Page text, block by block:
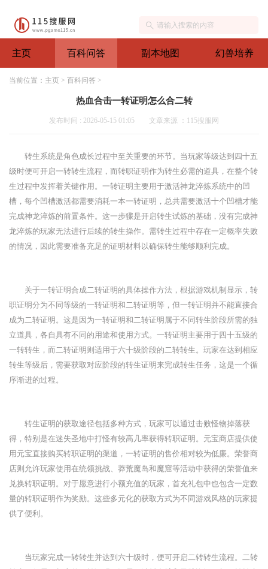
主页 百科问答 副本地图 幻兽培养
当前位置： 主页 > 百科问答 >
热血合击一转证明怎么合二转
发布时间 : 2026-05-15 01:05 文章来源 ：115搜服网
转生系统是角色成长过程中至关重要的环节。当玩家等级达到四十五
级时便可开启一转转生流程，而转职证明作为转生必需的道具，在整个转
生过程中发挥着关键作用。一转证明主要用于激活神龙淬炼系统中的凹
槽，每个凹槽激活都需要消耗一本一转证明，总共需要激活十个凹槽才能
完成神龙淬炼的前置条件。这一步骤是开启转生试炼的基础，没有完成神
龙淬炼的玩家无法进行后续的转生操作。需转生过程中存在一定概率失败
的情况，因此需要准备充足的证明材料以确保转生能够顺利完成。
关于一转证明合成二转证明的具体操作方法，根据游戏机制显示，转
职证明分为不同等级的一转证明和二转证明等，但一转证明并不能直接合
成为二转证明。这是因为一转证明和二转证明属于不同转生阶段所需的独
立道具，各自具有不同的用途和使用方式。一转证明主要用于四十五级的
一转转生，而二转证明则适用于六十级阶段的二转转生。玩家在达到相应
转生等级后，需要获取对应阶段的转生证明来完成转生任务，这是一个循
序渐进的过程。
转生证明的获取途径包括多种方式，玩家可以通过击败怪物掉落获
得，特别是在迷失圣地中打怪有较高几率获得转职证明。元宝商店提供使
用元宝直接购买转职证明的渠道，一转证明的售价相对较为低廉。荣誉商
店则允许玩家使用在统领挑战、莽荒魔岛和魔窟等活动中获得的荣誉值来
兑换转职证明。对于愿意进行小额充值的玩家，首充礼包中也包含一定数
量的转职证明作为奖励。这些多元化的获取方式为不同游戏风格的玩家提
供了便利。
当玩家完成一转转生并达到六十级时，便可开启二转转生流程。二转